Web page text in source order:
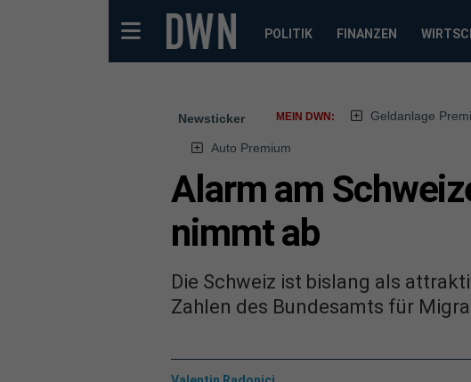
POLITIK FINANZEN
Newsticker MEIN DWN: Geldanlage
Auto Premium
Alarm am
nimmt ab
Die Schweiz ist bislang als
Zahlen des Bundesamts für